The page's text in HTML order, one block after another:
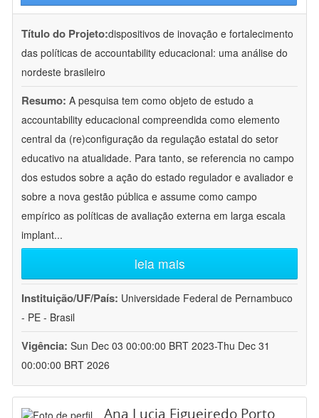
Título do Projeto:dispositivos de inovação e fortalecimento
das políticas de accountability educacional: uma análise do
nordeste brasileiro
Resumo: A pesquisa tem como objeto de estudo a
accountability educacional compreendida como elemento
central da (re)configuração da regulação estatal do setor
educativo na atualidade. Para tanto, se referencia no campo
dos estudos sobre a ação do estado regulador e avaliador e
sobre a nova gestão pública e assume como campo
empírico as políticas de avaliação externa em larga escala
implant...
leia mais
Instituição/UF/País: Universidade Federal de Pernambuco
- PE - Brasil
Vigência: Sun Dec 03 00:00:00 BRT 2023-Thu Dec 31
00:00:00 BRT 2026
Ana Lucia Figueiredo Porto